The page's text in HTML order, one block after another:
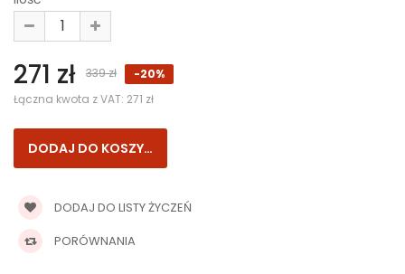
271 zł 339 zł
-20%
Łączna kwota z VAT: 271 zł
DODAJ DO LISTY ŻYCZEŃ
PORÓWNANIA